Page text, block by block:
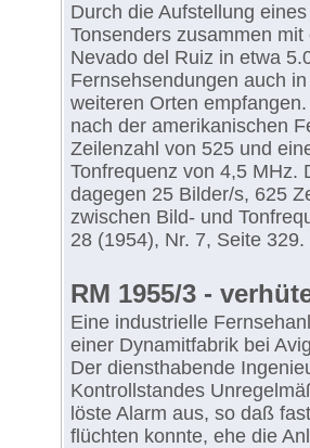
Durch die Aufstellung
Tonsenders zusammen
Nevado del Ruiz in etwa
Fernsehsendungen auch
weiteren Orten
nach der amerikanischen
Zeilenzahl von 525 und
Tonfrequenz von 4,5 MHz.
dagegen 25 Bilder/s, 625
zwischen Bild- und
28 (1954), Nr. 7, Seite 329.
RM 1955/3 -
Eine industrielle
einer Dynamitfabrik bei
Der diensthabende
Kontrollstandes
löste Alarm aus, so daß
flüchten konnte, ehe die